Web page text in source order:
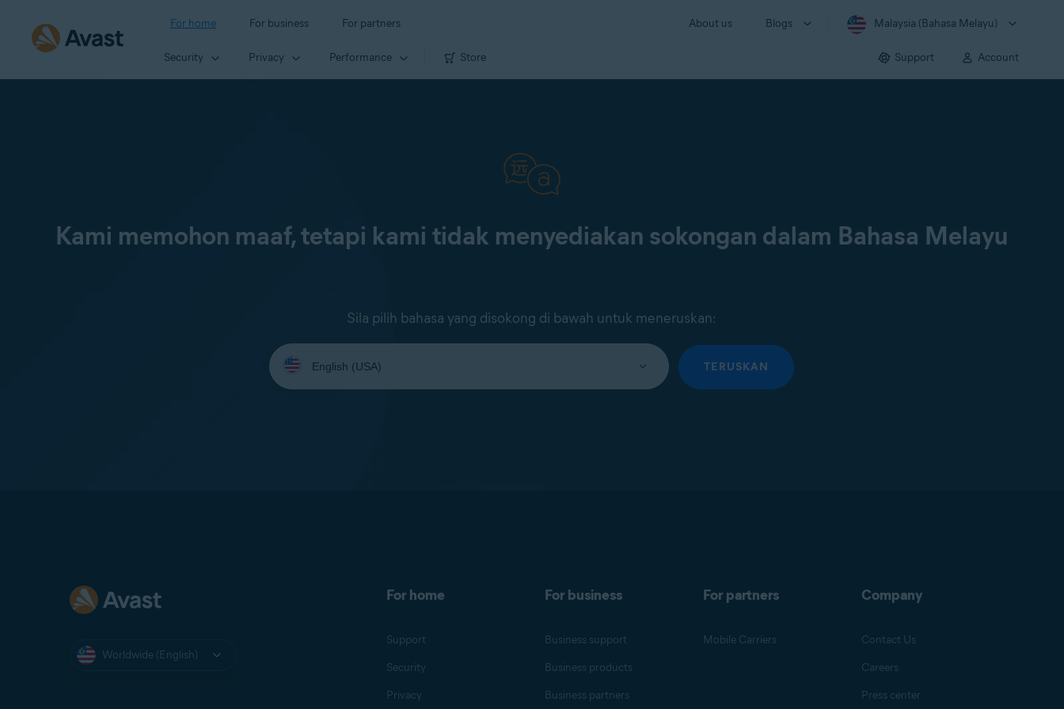
For home For business For partners About us Blogs Malaysia (Bahasa Melayu)
Security Privacy Performance Store Support Account
Kami memohon maaf, tetapi kami tidak menyediakan sokongan dalam Bahasa Melayu
Sila pilih bahasa yang disokong di bawah untuk meneruskan:
Select
your
language:
TERUSKAN
Worldwide (English)
For home
Support
Security
Privacy
For business
Business support
Business products
Business partners
For partners
Mobile Carriers
Company
Contact Us
Careers
Press center